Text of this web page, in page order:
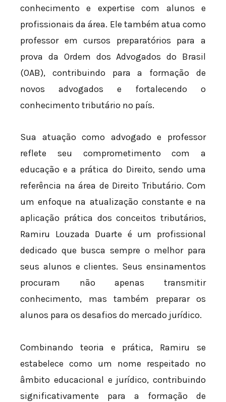
conhecimento e expertise com alunos e
profissionais da área. Ele também atua como
professor em cursos preparatórios para a
prova da Ordem dos Advogados do Brasil
(OAB), contribuindo para a formação de
novos advogados e fortalecendo o
conhecimento tributário no país.
Sua atuação como advogado e professor
reflete seu comprometimento com a
educação e a prática do Direito, sendo uma
referência na área de Direito Tributário. Com
um enfoque na atualização constante e na
aplicação prática dos conceitos tributários,
Ramiru Louzada Duarte é um profissional
dedicado que busca sempre o melhor para
seus alunos e clientes. Seus ensinamentos
procuram não apenas transmitir
conhecimento, mas também preparar os
alunos para os desafios do mercado jurídico.
Combinando teoria e prática, Ramiru se
estabelece como um nome respeitado no
âmbito educacional e jurídico, contribuindo
significativamente para a formação de